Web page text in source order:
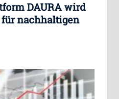
DAURA wird
nachhaltigen